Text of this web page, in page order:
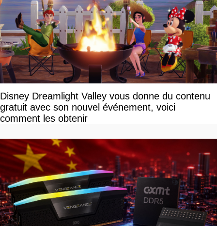
Disney Dreamlight Valley vous donne du contenu
gratuit avec son nouvel événement, voici
comment les obtenir